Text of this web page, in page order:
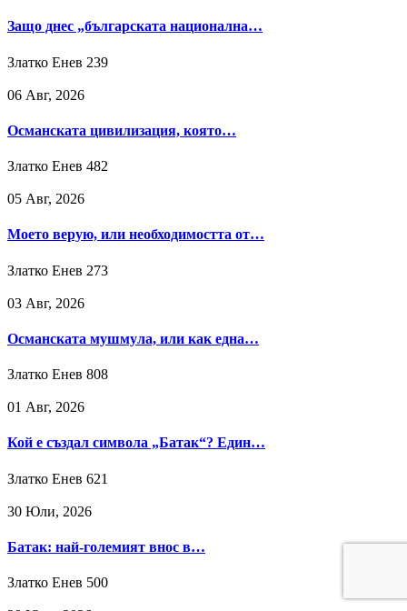
Защо днес „българската национална…
Златко Енев 239
06 Авг, 2026
Османската цивилизация, която…
Златко Енев 482
05 Авг, 2026
Моето верую, или необходимостта от…
Златко Енев 273
03 Авг, 2026
Османската мушмула, или как една…
Златко Енев 808
01 Авг, 2026
Кой е създал символа „Батак“? Един…
Златко Енев 621
30 Юли, 2026
Батак: най-големият внос в…
Златко Енев 500